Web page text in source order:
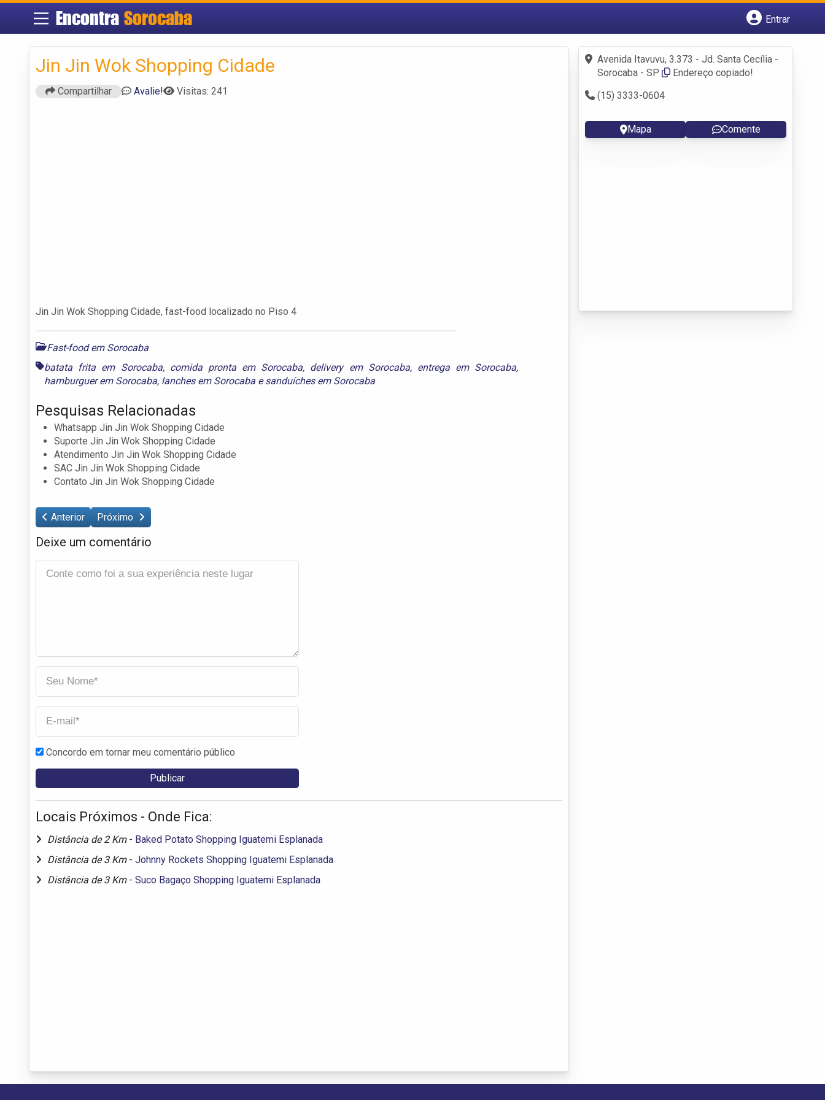
Encontra Sorocaba
Entrar
Fazer login
Criar conta
Jin Jin Wok Shopping Cidade
Compartilhar Avalie! Visitas: 241
Jin Jin Wok Shopping Cidade, fast-food localizado no Piso 4
Fast-food em Sorocaba
batata frita em Sorocaba, comida pronta em Sorocaba, delivery em Sorocaba, entrega em Sorocaba,
hamburguer em Sorocaba, lanches em Sorocaba esanduíches em Sorocaba
Pesquisas Relacionadas
Whatsapp Jin Jin Wok Shopping Cidade
Suporte Jin Jin Wok Shopping Cidade
Atendimento Jin Jin Wok Shopping Cidade
SAC Jin Jin Wok Shopping Cidade
Contato Jin Jin Wok Shopping Cidade
Anterior Próximo
Deixe um comentário
Concordo em tornar meu comentário público
Locais Próximos - Onde Fica:
Distância de 2 Km - Baked Potato Shopping Iguatemi Esplanada
Distância de 3 Km - Johnny Rockets Shopping Iguatemi Esplanada
Distância de 3 Km - Suco Bagaço Shopping Iguatemi Esplanada
Avenida Itavuvu, 3.373 - Jd. Santa Cecília -
Sorocaba - SP
Endereço copiado!
(15) 3333-0604
Mapa Comente